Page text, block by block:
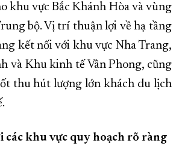
khu vực Bắc Khánh Hòa và vùng
bộ. Vị trí thuận lợi về hạ tầng
kết nối với khu vực Nha Trang,
và Khu kinh tế Vân Phong, cũng
thu hút lượng lớn khách du lịch
các khu vực quy hoạch rõ ràng